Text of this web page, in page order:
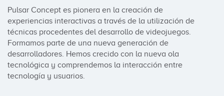
Pulsar Concept es pionera en la creación de
experiencias interactivas a través de la utilización de
técnicas procedentes del desarrollo de videojuegos.
Formamos parte de una nueva generación de
desarrolladores. Hemos crecido con la nueva ola
tecnológica y comprendemos la interacción entre
tecnología y usuarios.